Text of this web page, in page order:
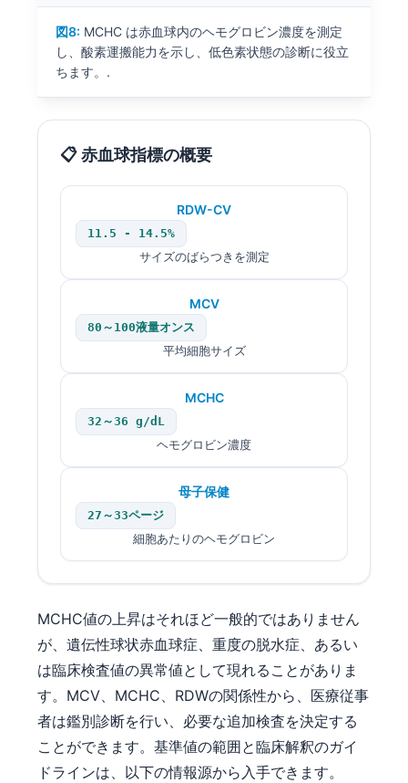
図8: MCHC は赤血球内のヘモグロビン濃度を測定
し、酸素運搬能力を示し、低色素状態の診断に役立
ちます。.
📋 赤血球指標の概要
RDW-CV
11.5 - 14.5%
サイズのばらつきを測定
MCV
80～100液量オンス
平均細胞サイズ
MCHC
32～36 g/dL
ヘモグロビン濃度
母子保健
27～33ページ
細胞あたりのヘモグロビン
MCHC値の上昇はそれほど一般的ではありません
が、遺伝性球状赤血球症、重度の脱水症、あるい
は臨床検査値の異常値として現れることがありま
す。MCV、MCHC、RDWの関係性から、医療従事
者は鑑別診断を行い、必要な追加検査を決定する
ことができます。基準値の範囲と臨床解釈のガイ
ドラインは、以下の情報源から入手できます。
ქართული
Русский
Lietuvių kalba
Polski
한국어
Slovenščina
Magyar
বাংলা
తెలుగు
ગુજરાતી
ಕನ್ನಡ
മലയാളം
Bahasa Melayu
Tiếng Việt
Tagalog
ไทย
ဗမာစာ
Kiswahili
አማርኛ
Українська
O‘zbekcha